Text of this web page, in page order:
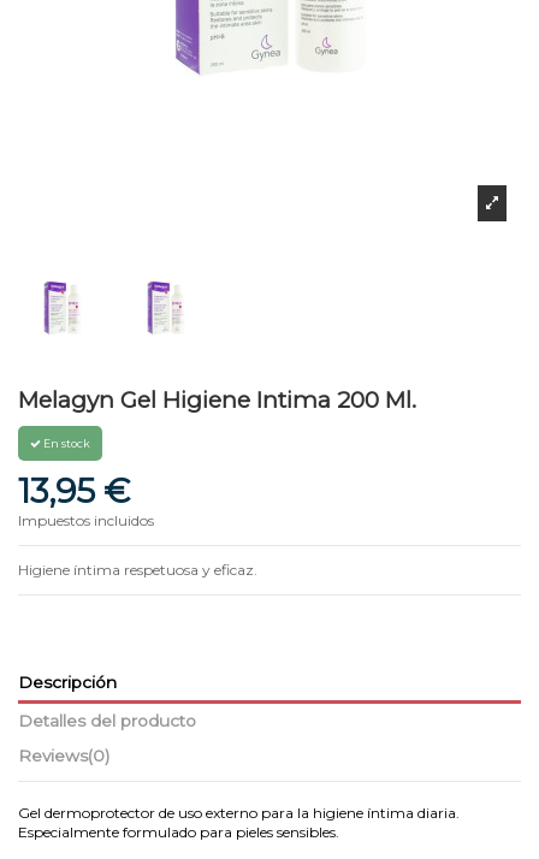
Melagyn Gel Higiene Intima 200 Ml.
En stock
13,95 €
Impuestos incluidos
Higiene íntima respetuosa y eficaz.
Descripción
Detalles del producto
Reviews(0)
Gel dermoprotector de uso externo para la higiene íntima diaria.
Especialmente formulado para pieles sensibles.